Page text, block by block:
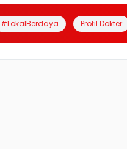
#LokalBerdaya Profil Dokter